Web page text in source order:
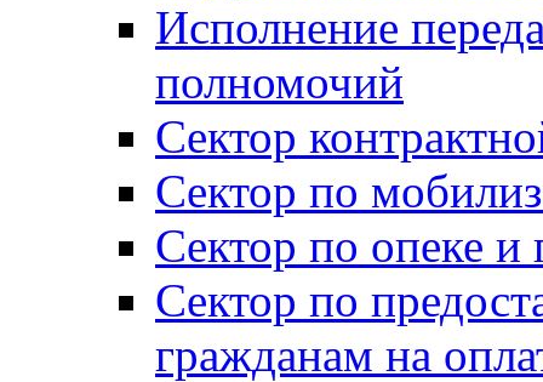
Исполнение
полномочий
Сектор
Сектор по
Сектор по опеке и
Сектор по
гражданам на